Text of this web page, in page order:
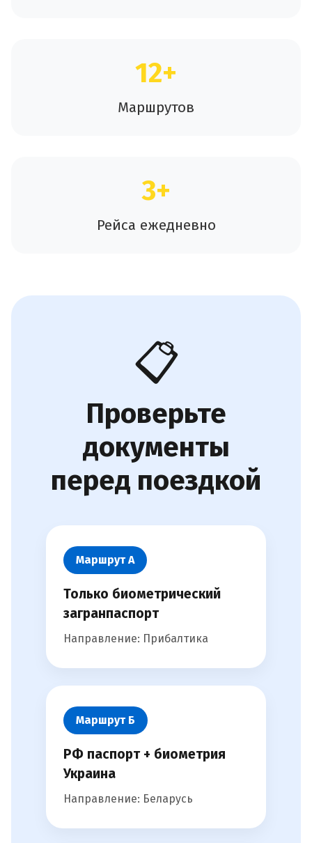
12+
Маршрутов
3+
Рейса ежедневно
📋
Проверьте
документы
перед поездкой
Маршрут А
Только биометрический
загранпаспорт
Направление: Прибалтика
Маршрут Б
РФ паспорт + биометрия
Украина
Направление: Беларусь